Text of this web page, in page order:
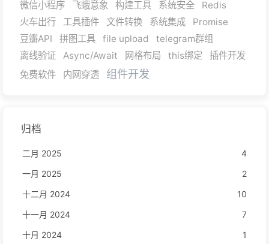
微信小程序
飞蛾意象 构建工具 系统安全
Redis
火车出行
工具插件 文件转换 系统集成
Promise
豆瓣API
拼图工具 file upload
telegram群组
离线验证
Async/Await 网格布局 this绑定
插件开发
免费软件
内网穿透 组件开发
归档
二月 2025
4
一月 2025
2
十二月 2024
10
十一月 2024
7
十月 2024
1